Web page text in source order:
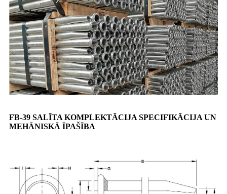
FB-39 SALĪTA KOMPLEKTĀCIJA SPECIFIKĀCIJA UN
MEHĀNISKĀ ĪPAŠĪBA